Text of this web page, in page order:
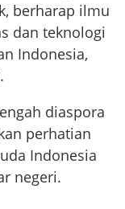
berharap ilmu
dan teknologi
Indonesia,
diaspora
perhatian
Indonesia
negeri.